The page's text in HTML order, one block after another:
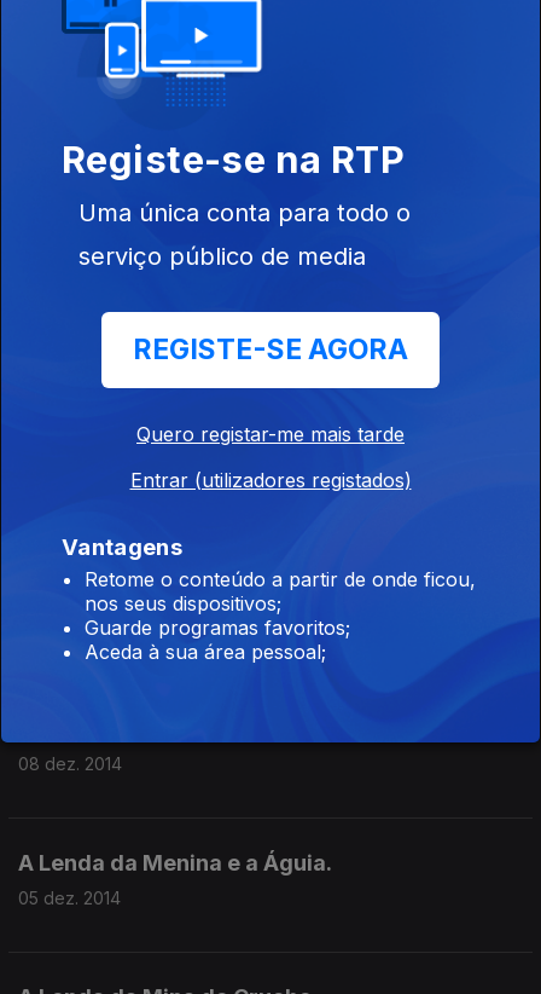
A Lenda da Fidalga Branca.
15 dez. 2014
A Lenda da Fonte Boa.
A Lenda da Praga de Gafanhotos.
A lenda da ponte que S. Gonçalo roubou ao
09 dez. 2014
08 dez. 2014
A Lenda da Menina e a Águia.
05 dez. 2014
Registe-se na RTP
Uma única conta para todo o
serviço público de media
REGISTE-SE AGORA
Quero registar-me mais tarde
Entrar (utilizadores registados)
Vantagens
Retome o conteúdo a partir de onde ficou,
nos seus dispositivos;
Guarde programas favoritos;
Aceda à sua área pessoal;